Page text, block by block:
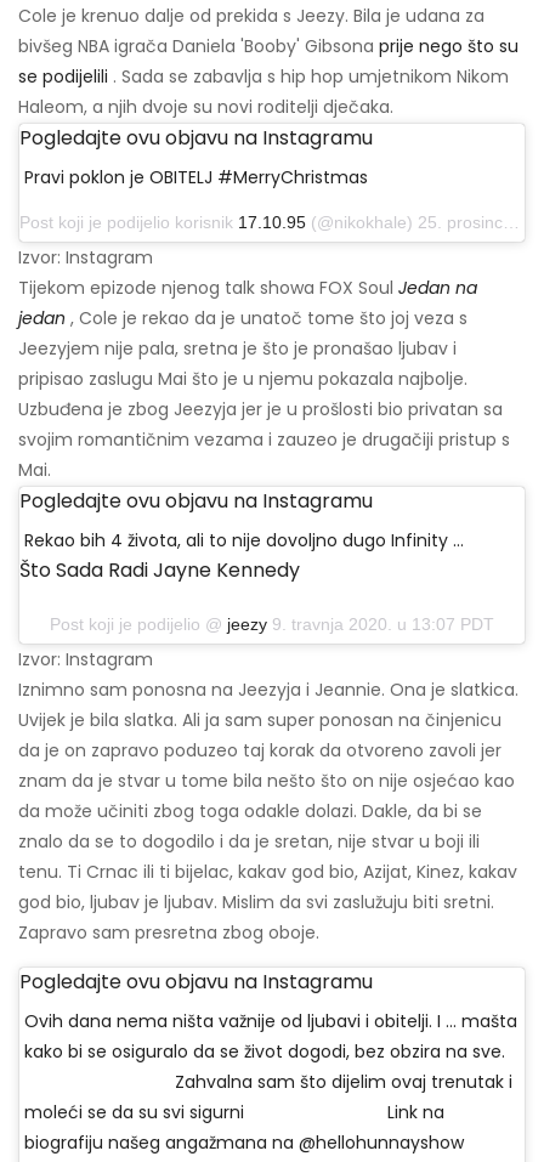
Cole je krenuo dalje od prekida s Jeezy. Bila je udana za
bivšeg NBA igrača Daniela 'Booby' Gibsona prije nego što su
se podijelili . Sada se zabavlja s hip hop umjetnikom Nikom
Haleom, a njih dvoje su novi roditelji dječaka.
Pogledajte ovu objavu na Instagramu
Pravi poklon je OBITELJ #MerryChristmas
Post koji je podijelio korisnik 17.10.95 (@nikokhale) 25. prosinca 2019. u 23:31 PST
Izvor: Instagram
Tijekom epizode njenog talk showa FOX Soul Jedan na
jedan , Cole je rekao da je unatoč tome što joj veza s
Jeezyjem nije pala, sretna je što je pronašao ljubav i
pripisao zaslugu Mai što je u njemu pokazala najbolje.
Uzbuđena je zbog Jeezyja jer je u prošlosti bio privatan sa
svojim romantičnim vezama i zauzeo je drugačiji pristup s
Mai.
Pogledajte ovu objavu na Instagramu
Rekao bih 4 života, ali to nije dovoljno dugo Infinity ...
Što Sada Radi Jayne Kennedy
Post koji je podijelio @ jeezy 9. travnja 2020. u 13:07 PDT
Izvor: Instagram
Iznimno sam ponosna na Jeezyja i Jeannie. Ona je slatkica.
Uvijek je bila slatka. Ali ja sam super ponosan na činjenicu
da je on zapravo poduzeo taj korak da otvoreno zavoli jer
znam da je stvar u tome bila nešto što on nije osjećao kao
da može učiniti zbog toga odakle dolazi. Dakle, da bi se
znalo da se to dogodilo i da je sretan, nije stvar u boji ili
tenu. Ti Crnac ili ti bijelac, kakav god bio, Azijat, Kinez, kakav
god bio, ljubav je ljubav. Mislim da svi zaslužuju biti sretni.
Zapravo sam presretna zbog oboje.
Pogledajte ovu objavu na Instagramu
Ovih dana nema ništa važnije od ljubavi i obitelji. I ... mašta
kako bi se osiguralo da se život dogodi, bez obzira na sve.
⠀⠀⠀⠀⠀⠀⠀⠀⠀⠀⠀⠀ Zahvalna sam što dijelim ovaj trenutak i
moleći se da su svi sigurni ⠀⠀⠀⠀⠀⠀⠀⠀⠀⠀⠀ Link na
biografiju našeg angažmana na @hellohunnayshow